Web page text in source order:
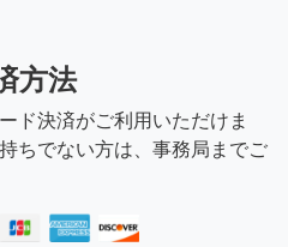
方法
ド決済がご利用いただけま
ちでない方は、事務局までご